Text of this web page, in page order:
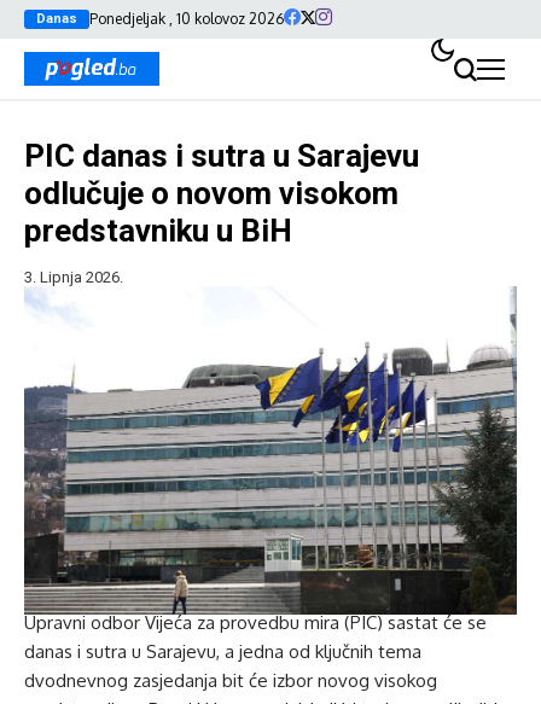
Danas Ponedjeljak , 10 kolovoz 2026
PIC danas i sutra u Sarajevu
odlučuje o novom visokom
predstavniku u BiH
3. Lipnja 2026.
Upravni odbor Vijeća za provedbu mira (PIC) sastat će se
danas i sutra u Sarajevu, a jedna od ključnih tema
dvodnevnog zasjedanja bit će izbor novog visokog